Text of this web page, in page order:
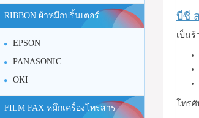
บีซี
เป็น
โทรศั
RIBBON ผ้าหมึกปริ้นเตอร์
EPSON
PANASONIC
OKI
FILM FAX หมึกเครื่องโทรสาร